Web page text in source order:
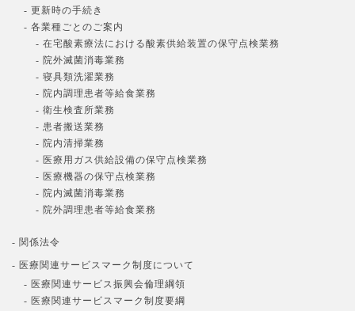
- 更新時の手続き
- 各業種ごとのご案内
- 在宅酸素療法における酸素供給装置の保守点検業務
- 院外滅菌消毒業務
- 寝具類洗濯業務
- 院内調理患者等給食業務
- 衛生検査所業務
- 患者搬送業務
- 院内清掃業務
- 医療用ガス供給設備の保守点検業務
- 医療機器の保守点検業務
- 院内滅菌消毒業務
- 院外調理患者等給食業務
- 関係法令
- 医療関連サービスマーク制度について
- 医療関連サービス振興会倫理綱領
- 医療関連サービスマーク制度要綱